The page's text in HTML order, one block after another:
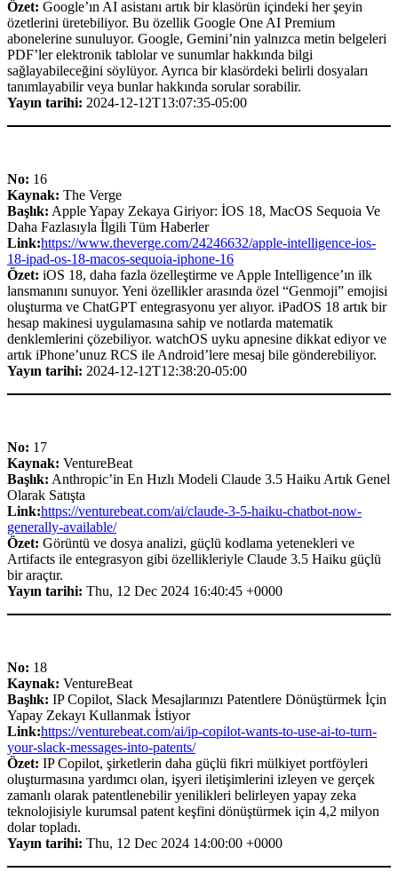
Özet: Google’ın AI asistanı artık bir klasörün içindeki her şeyin
özetlerini üretebiliyor. Bu özellik Google One AI Premium
abonelerine sunuluyor. Google, Gemini’nin yalnızca metin belgeleri
PDF’ler elektronik tablolar ve sunumlar hakkında bilgi
sağlayabileceğini söylüyor. Ayrıca bir klasördeki belirli dosyaları
tanımlayabilir veya bunlar hakkında sorular sorabilir.
Yayın tarihi: 2024-12-12T13:07:35-05:00
No: 16
Kaynak: The Verge
Başlık: Apple Yapay Zekaya Giriyor: İOS 18, MacOS Sequoia Ve
Daha Fazlasıyla İlgili Tüm Haberler
Link:https://www.theverge.com/24246632/apple-intelligence-ios-
18-ipad-os-18-macos-sequoia-iphone-16
Özet: iOS 18, daha fazla özelleştirme ve Apple Intelligence’ın ilk
lansmanını sunuyor. Yeni özellikler arasında özel “Genmoji” emojisi
oluşturma ve ChatGPT entegrasyonu yer alıyor. iPadOS 18 artık bir
hesap makinesi uygulamasına sahip ve notlarda matematik
denklemlerini çözebiliyor. watchOS uyku apnesine dikkat ediyor ve
artık iPhone’unuz RCS ile Android’lere mesaj bile gönderebiliyor.
Yayın tarihi: 2024-12-12T12:38:20-05:00
No: 17
Kaynak: VentureBeat
Başlık: Anthropic’in En Hızlı Modeli Claude 3.5 Haiku Artık Genel
Olarak Satışta
Link:https://venturebeat.com/ai/claude-3-5-haiku-chatbot-now-
generally-available/
Özet: Görüntü ve dosya analizi, güçlü kodlama yetenekleri ve
Artifacts ile entegrasyon gibi özellikleriyle Claude 3.5 Haiku güçlü
bir araçtır.
Yayın tarihi: Thu, 12 Dec 2024 16:40:45 +0000
No: 18
Kaynak: VentureBeat
Başlık: IP Copilot, Slack Mesajlarınızı Patentlere Dönüştürmek İçin
Yapay Zekayı Kullanmak İstiyor
Link:https://venturebeat.com/ai/ip-copilot-wants-to-use-ai-to-turn-
your-slack-messages-into-patents/
Özet: IP Copilot, şirketlerin daha güçlü fikri mülkiyet portföyleri
oluşturmasına yardımcı olan, işyeri iletişimlerini izleyen ve gerçek
zamanlı olarak patentlenebilir yenilikleri belirleyen yapay zeka
teknolojisiyle kurumsal patent keşfini dönüştürmek için 4,2 milyon
dolar topladı.
Yayın tarihi: Thu, 12 Dec 2024 14:00:00 +0000